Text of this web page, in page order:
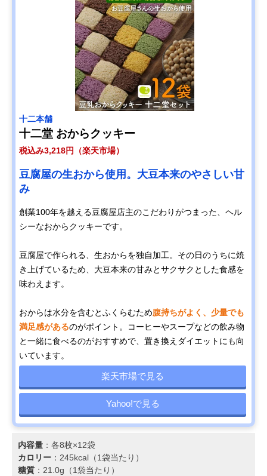
十二本舗
十二堂 おからクッキー
税込み3,218円（楽天市場）
豆腐屋の生おから使用。大豆本来のやさしい甘
み
創業100年を越える豆腐屋店主のこだわりがつまった、ヘル
シーなおからクッキーです。
豆腐屋で作られる、生おからを独自加工。その日のうちに焼
き上げているため、大豆本来の甘みとサクサクとした食感を
味わえます。
おからは水分を含むとふくらむため腹持ちがよく、少量でも
満足感があるのがポイント。コーヒーやスープなどの飲み物
と一緒に食べるのがおすすめで、置き換えダイエットにも向
いています。
楽天市場で見る
Yahoo!で見る
内容量 ：各8枚×12袋
カロリー ：245kcal（1袋当たり）
糖質 ：21.0g（1袋当たり）